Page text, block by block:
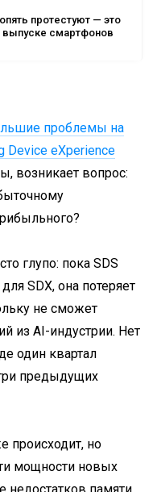
протестуют — это
выпуске смартфонов
проблемы на
Device eXperience
возникает вопрос:
глупо: пока SDS
SDX, она потеряет
не сможет
из AI-индустрии. Нет
один квартал
предыдущих
происходит, но
мощности новых